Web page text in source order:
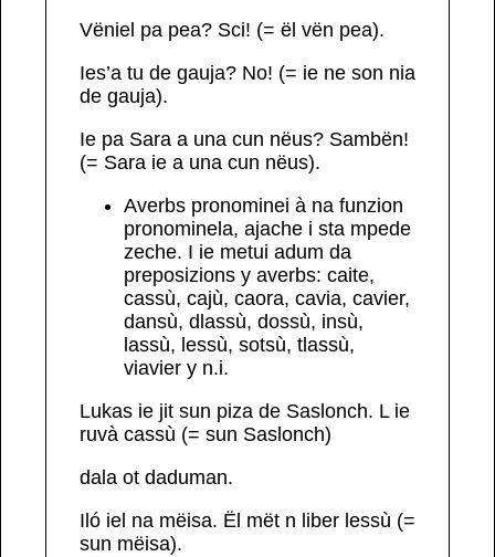
Vëniel pa pea? Sci! (= ël vën pea).
Ies’a tu de gauja? No! (= ie ne son nia
de gauja).
Ie pa Sara a una cun nëus? Sambën!
(= Sara ie a una cun nëus).
Averbs pronominei à na funzion
pronominela, ajache i sta mpede
zeche. I ie metui adum da
preposizions y averbs: caite,
cassù, cajù, caora, cavia, cavier,
dansù, dlassù, dossù, insù,
lassù, lessù, sotsù, tlassù,
viavier y n.i.
Lukas ie jit sun piza de Saslonch. L ie
ruvà cassù (= sun Saslonch)
dala ot daduman.
Iló iel na mëisa. Ël mët n liber lessù (=
sun mëisa).